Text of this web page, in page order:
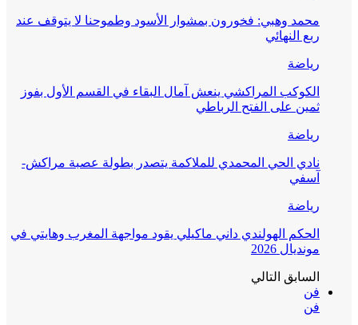
محمد وهبي: فخورون بمشوار الأسود وطموحنا لا يتوقف عند
ربع النهائي
رياضة
الكوكب المراكشي ينعش آمال البقاء في القسم الأول بفوز
ثمين على الفتح الرباطي
رياضة
نادي الحي المحمدي للملاكمة يتصدر بطولة عصبة مراكش-
آسفي
رياضة
الحكم الهولندي داني ماكيلي يقود مواجهة المغرب وهايتي في
مونديال 2026
السابق التالي
فن
فن